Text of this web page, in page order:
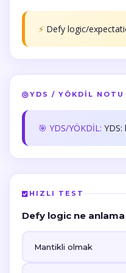
⚡ Defy logic/
YDS / YÖKDİL NOTU
🎯 YDS/YÖKDİL:
HIZLI TEST
Defy logic ne
Mantikli olmak